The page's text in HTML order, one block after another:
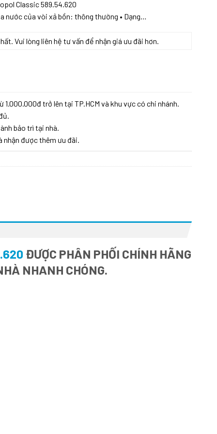
Classic 589.54.620
nước của vòi xả bồn: thông thường • Dạng…
Vui lòng liên hệ tư vấn để nhận giá ưu đãi hơn.
trở lên tại TP.HCM và khu vực có chi nhánh.
bảo trì tại nhà.
nhận được thêm ưu đãi.
ĐƯỢC PHÂN PHỐI CHÍNH HÃNG
NHANH CHÓNG.